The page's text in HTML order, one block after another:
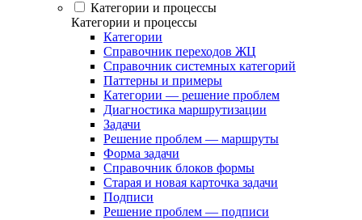
Категории и процессы
Категории и процессы
Категории
Справочник переходов ЖЦ
Справочник системных категорий
Паттерны и примеры
Категории — решение проблем
Диагностика маршрутизации
Задачи
Решение проблем — маршруты
Форма задачи
Справочник блоков формы
Старая и новая карточка задачи
Подписи
Решение проблем — подписи